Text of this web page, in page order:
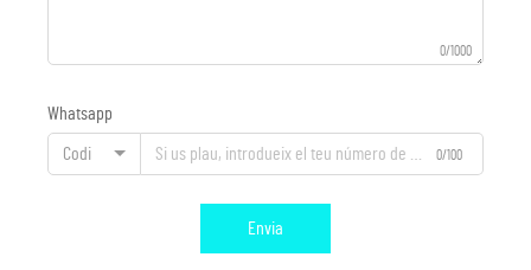
0/1000
Whatsapp
Codi 0/100
Envia